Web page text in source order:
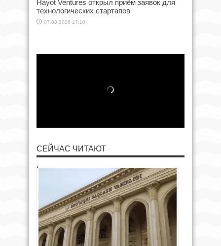
Hayot Ventures открыл приём заявок для
технологических стартапов
07.08.2026 17:10
СЕЙЧАС ЧИТАЮТ